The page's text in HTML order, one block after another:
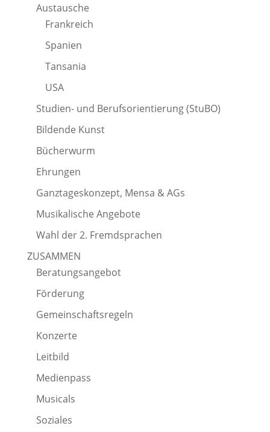
Austausche
Frankreich
Spanien
Tansania
USA
Studien- und Berufsorientierung (StuBO)
Bildende Kunst
Bücherwurm
Ehrungen
Ganztageskonzept, Mensa & AGs
Musikalische Angebote
Wahl der 2. Fremdsprachen
ZUSAMMEN
Beratungsangebot
Förderung
Gemeinschaftsregeln
Konzerte
Leitbild
Medienpass
Musicals
Soziales